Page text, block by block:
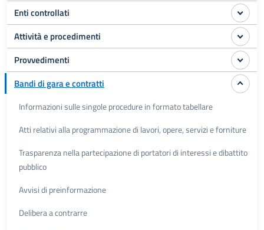
Enti controllati
Attività e procedimenti
Provvedimenti
Bandi di gara e contratti
Informazioni sulle singole procedure in formato tabellare
Atti relativi alla programmazione di lavori, opere, servizi e forniture
Trasparenza nella partecipazione di portatori di interessi e dibattito
pubblico
Avvisi di preinformazione
Delibera a contrarre